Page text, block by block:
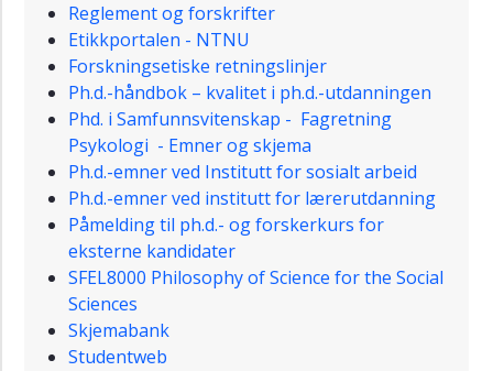
Reglement og forskrifter
Etikkportalen - NTNU
Forskningsetiske retningslinjer
Ph.d.-håndbok – kvalitet i ph.d.-utdanningen
Phd. i Samfunnsvitenskap - Fagretning
Psykologi - Emner og skjema
Ph.d.-emner ved Institutt for sosialt arbeid
Ph.d.-emner ved institutt for lærerutdanning
Påmelding til ph.d.- og forskerkurs for
eksterne kandidater
SFEL8000 Philosophy of Science for the Social
Sciences
Skjemabank
Studentweb